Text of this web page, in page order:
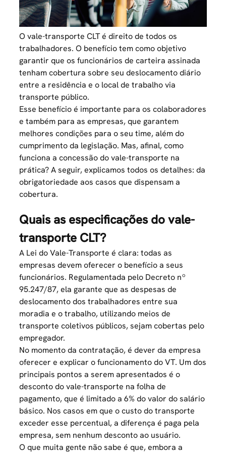
O vale-transporte CLT é direito de todos os
trabalhadores. O benefício tem como objetivo
garantir que os funcionários de carteira assinada
tenham cobertura sobre seu deslocamento diário
entre a residência e o local de trabalho via
transporte público.
Esse benefício é importante para os colaboradores
e também para as empresas, que garantem
melhores condições para o seu time, além do
cumprimento da legislação. Mas, afinal, como
funciona a concessão do vale-transporte na
prática? A seguir, explicamos todos os detalhes: da
obrigatoriedade aos casos que dispensam a
cobertura.
Quais as especificações do vale-
transporte CLT?
A Lei do Vale-Transporte é clara: todas as
empresas devem oferecer o benefício a seus
funcionários. Regulamentada pelo Decreto nº
95.247/87, ela garante que as despesas de
deslocamento dos trabalhadores entre sua
moradia e o trabalho, utilizando meios de
transporte coletivos públicos, sejam cobertas pelo
empregador.
No momento da contratação, é dever da empresa
oferecer e explicar o funcionamento do VT. Um dos
principais pontos a serem apresentados é o
desconto do vale-transporte na folha de
pagamento, que é limitado a 6% do valor do salário
básico. Nos casos em que o custo do transporte
exceder esse percentual, a diferença é paga pela
empresa, sem nenhum desconto ao usuário.
O que muita gente não sabe é que, embora a